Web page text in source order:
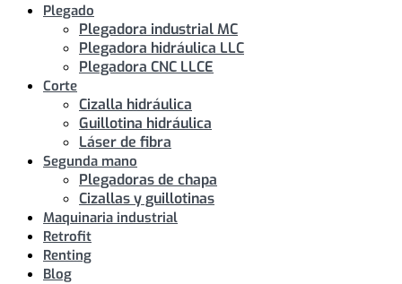
Plegado
Plegadora industrial MC
Plegadora hidráulica LLC
Plegadora CNC LLCE
Corte
Cizalla hidráulica
Guillotina hidráulica
Láser de fibra
Segunda mano
Plegadoras de chapa
Cizallas y guillotinas
Maquinaria industrial
Retrofit
Renting
Blog